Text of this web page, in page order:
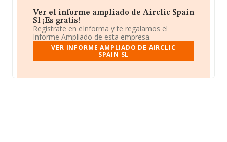
Ver el informe ampliado de Airclic Spain
Sl ¡Es gratis!
Regístrate en eInforma y te regalamos el
Informe Ampliado de esta empresa.
VER INFORME AMPLIADO DE AIRCLIC
SPAIN SL